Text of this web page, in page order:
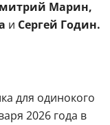
Марин,
и Сергей Годин.
для одинокого
2026 года в